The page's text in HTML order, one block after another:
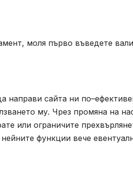
моля първо въведете
направи сайта ни
му. Чрез промяна на
или ограничите
функции вече